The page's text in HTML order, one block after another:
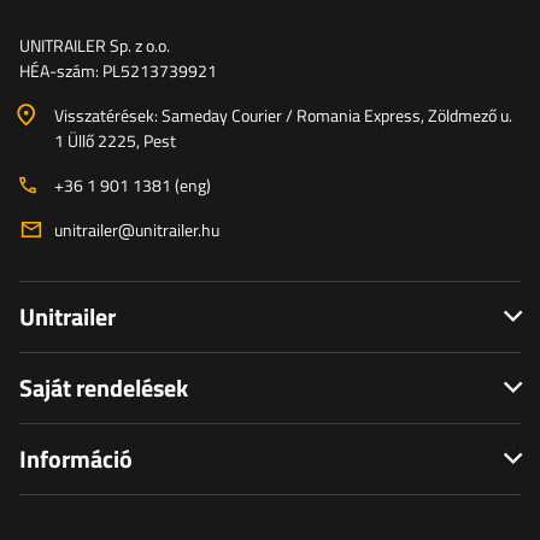
UNITRAILER Sp. z o.o.
HÉA-szám: PL5213739921
Visszatérések: Sameday Courier / Romania Express, Zöldmező u.
1 Üllő 2225, Pest
+36 1 901 1381 (eng)
unitrailer@unitrailer.hu
Unitrailer
Saját rendelések
Információ